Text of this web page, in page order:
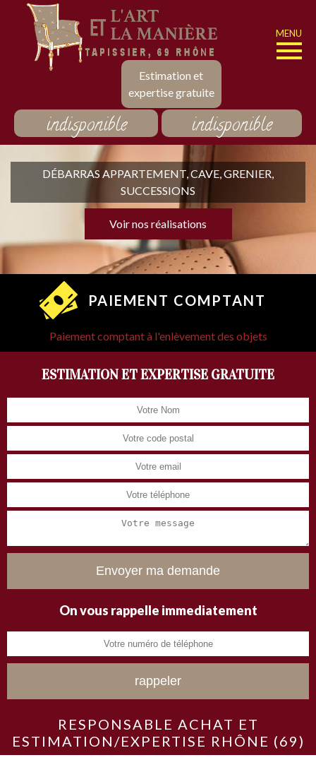
Estimation et
expertise gratuite
MENU
indisponible indisponible
DÉBARRAS APPARTEMENT, CAVE, GRENIER,
SUCCESSIONS
Voir nos réalisations
PAIEMENT COMPTANT
Paiement comptant à l'enlèvement des objets
ESTIMATION ET EXPERTISE GRATUITE
On vous rappelle immediatement
RESPONSABLE ACHAT ET
ESTIMATION/EXPERTISE RHÔNE (69)